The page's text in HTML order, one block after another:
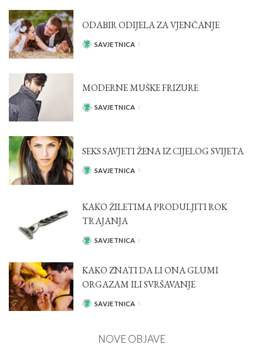
ODABIR ODIJELA ZA VJENČANJE
POSTED
SAVJETNICA
MODERNE MUŠKE FRIZURE
POSTED
SAVJETNICA
SEKS SAVJETI ŽENA IZ CIJELOG SVIJETA
POSTED
SAVJETNICA
KAKO ŽILETIMA PRODULJITI ROK
TRAJANJA
POSTED
SAVJETNICA
KAKO ZNATI DA LI ONA GLUMI
ORGAZAM ILI SVRŠAVANJE
POSTED
SAVJETNICA
NOVE OBJAVE